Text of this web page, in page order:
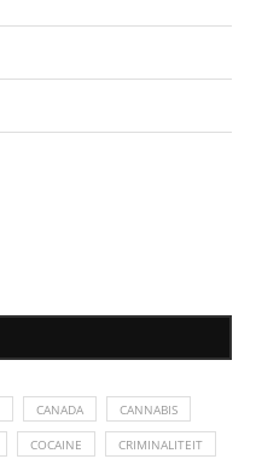
CANADA CANNABIS
COCAINE CRIMINALITEIT